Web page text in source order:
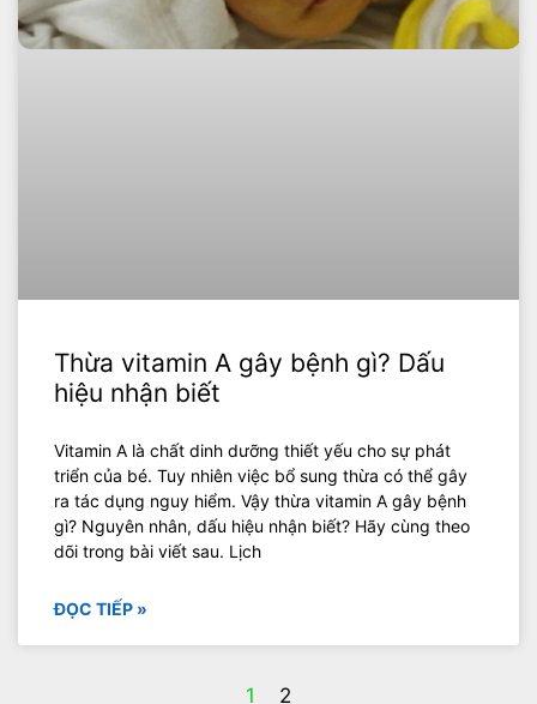
Thừa vitamin A gây bệnh gì? Dấu
hiệu nhận biết
Vitamin A là chất dinh dưỡng thiết yếu cho sự phát
triển của bé. Tuy nhiên việc bổ sung thừa có thể gây
ra tác dụng nguy hiểm. Vậy thừa vitamin A gây bệnh
gì? Nguyên nhân, dấu hiệu nhận biết? Hãy cùng theo
dõi trong bài viết sau. Lịch
ĐỌC TIẾP »
1 2